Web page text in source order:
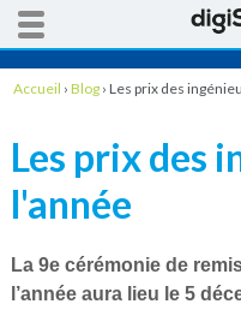
Accueil › Blog › Les prix des
Les prix des
l'année
La 9e cérémonie de
l’année aura lieu le 5